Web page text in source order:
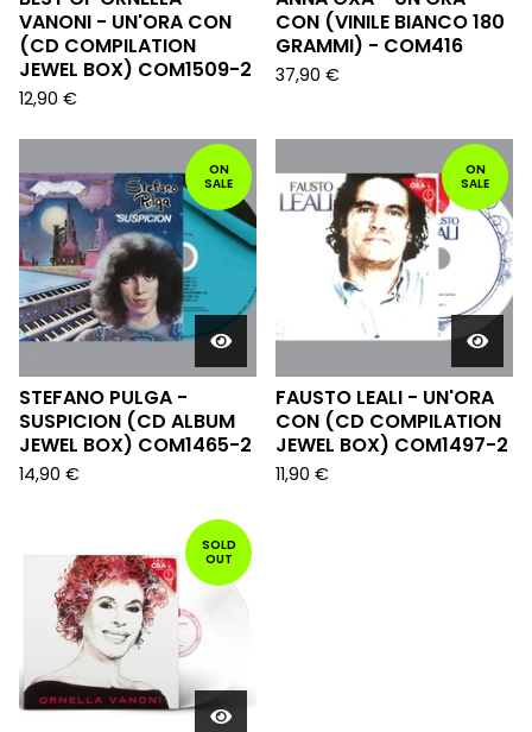
VANONI - UN'ORA CON
(CD COMPILATION
JEWEL BOX) COM1509-2
12,90 €
CON (VINILE BIANCO 180
GRAMMI) - COM416
37,90 €
ON
SALE
STEFANO PULGA -
SUSPICION (CD ALBUM
JEWEL BOX) COM1465-2
14,90 €
ON
SALE
FAUSTO LEALI - UN'ORA
CON (CD COMPILATION
JEWEL BOX) COM1497-2
11,90 €
SOLD
OUT